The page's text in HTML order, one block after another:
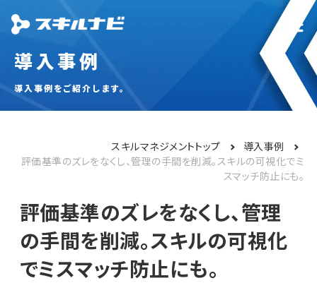
導入事例
導入事例をご紹介します。
スキルマネジメントトップ
導入事例
評価基準のズレをなくし、管理の手間を削減。スキルの可視化でミ
スマッチ防止にも。
評価基準のズレをなくし、管理
の手間を削減。スキルの可視化
でミスマッチ防止にも。